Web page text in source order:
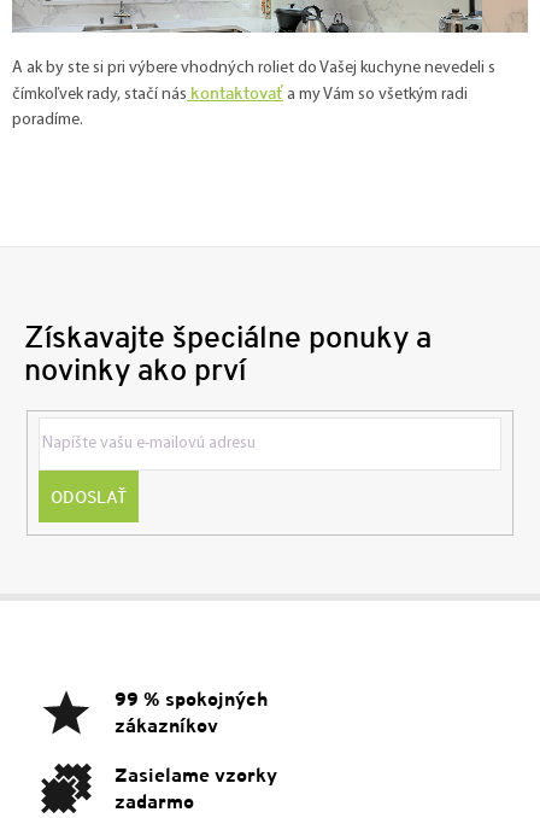
A ak by ste si pri výbere vhodných roliet do Vašej kuchyne nevedeli s
čímkoľvek rady, stačí nás kontaktovať a my Vám so všetkým radi
poradíme.
Získavajte špeciálne ponuky a
novinky ako prví
ODOSLAŤ
99 % spokojných
zákazníkov
Zasielame vzorky
zadarmo